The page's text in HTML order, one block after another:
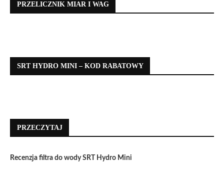
PRZELICZNIK MIAR I WAG
SRT HYDRO MINI – KOD RABATOWY
PRZECZYTAJ
Recenzja filtra do wody SRT Hydro Mini